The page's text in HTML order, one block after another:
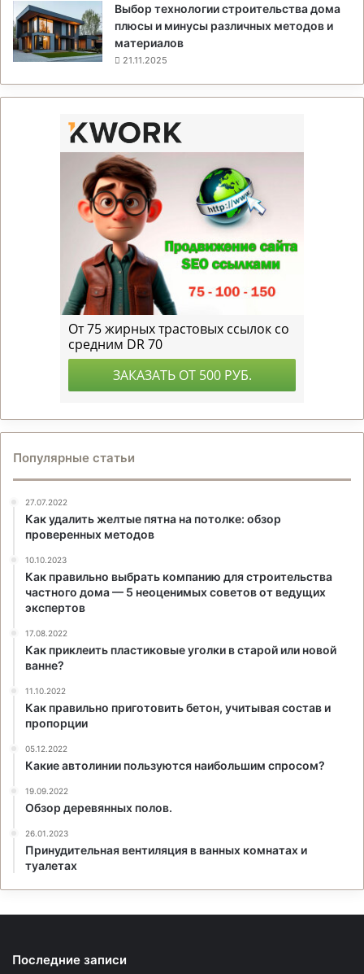
Выбор технологии строительства дома
плюсы и минусы различных методов и
материалов
21.11.2025
Популярные статьи
27.07.2022
Как удалить желтые пятна на потолке: обзор
проверенных методов
10.10.2023
Как правильно выбрать компанию для строительства
частного дома — 5 неоценимых советов от ведущих
экспертов
17.08.2022
Как приклеить пластиковые уголки в старой или новой
ванне?
11.10.2022
Как правильно приготовить бетон, учитывая состав и
пропорции
05.12.2022
Какие автолинии пользуются наибольшим спросом?
19.09.2022
Обзор деревянных полов.
26.01.2023
Принудительная вентиляция в ванных комнатах и
туалетах
Последние записи